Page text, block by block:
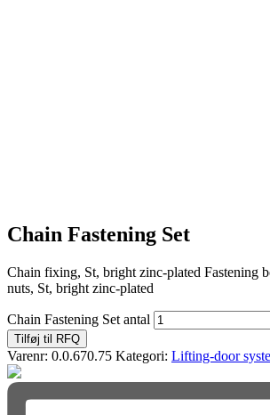
Chain Fastening Set
Chain fixing, St, bright zinc-plated Fastening
nuts, St, bright zinc-plated
Chain Fastening Set antal
Tilføj til RFQ
Varenr: 0.0.670.75 Kategori: Lifting-door